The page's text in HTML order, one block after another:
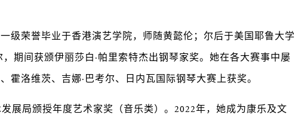
级荣誉毕业于香港演艺学院，师随黄懿伦；尔后于美国耶鲁大学
期间获颁伊丽莎白·帕里索特杰出钢琴家奖。她在各大赛事中屡
霍洛维茨、吉娜·巴考尔、日内瓦国际钢琴大赛上获奖。
展局颁授年度艺术家奖（音乐类）。2022年，她成为康乐及文